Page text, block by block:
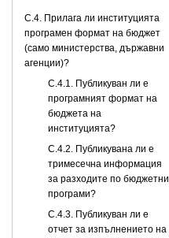
С.4. Прилага ли институцията
програмен формат на бюджет
(само министерства, държавни
агенции)?
С.4.1. Публикуван ли е
програмният формат на
бюджета на
институцията?
С.4.2. Публикувана ли е
тримесечна информация
за разходите по бюджетни
програми?
С.4.3. Публикуван ли е
отчет за изпълнението на